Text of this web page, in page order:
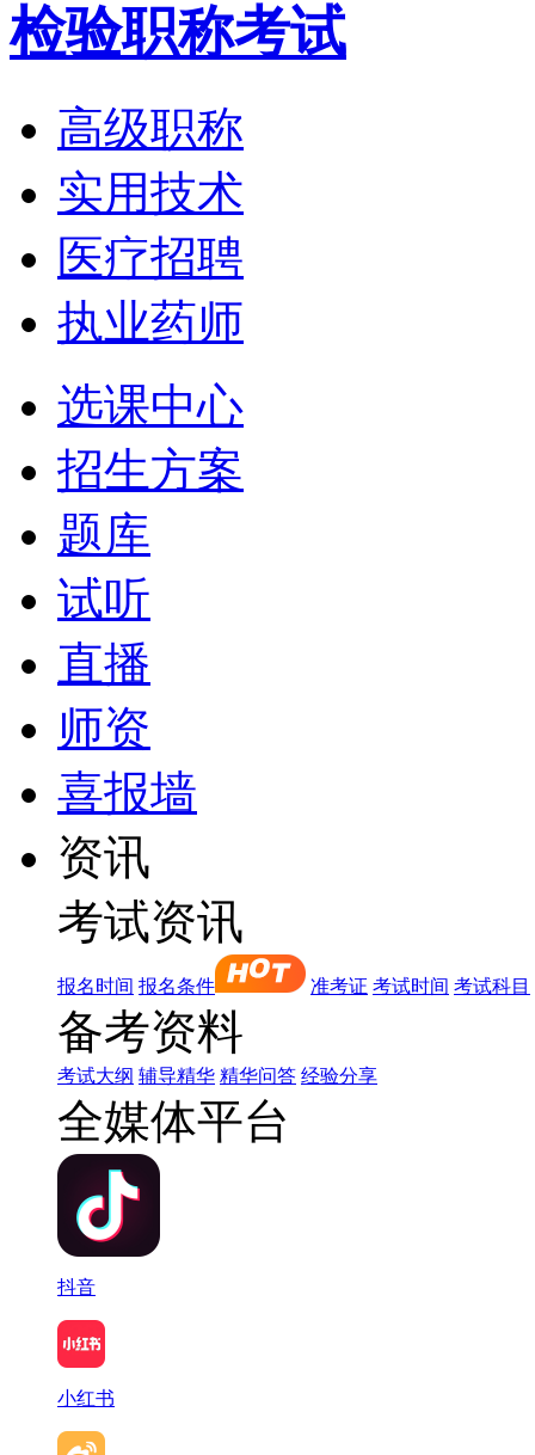
检验职称考试
高级职称
实用技术
医疗招聘
执业药师
选课中心
招生方案
题库
试听
直播
师资
喜报墙
资讯
考试资讯
报名时间 报名条件 准考证 考试时间 考试科目
备考资料
考试大纲 辅导精华 精华问答 经验分享
全媒体平台
抖音
小红书